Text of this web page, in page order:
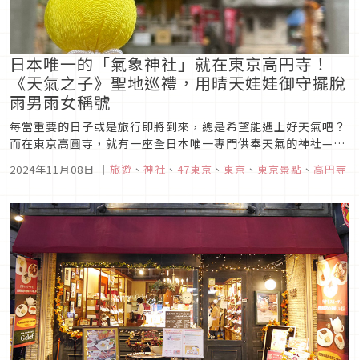
日本唯一的「氣象神社」就在東京高円寺！
《天氣之子》聖地巡禮，用晴天娃娃御守擺脫
雨男雨女稱號
每當重要的日子或是旅行即將到來，總是希望能遇上好天氣吧？
而在東京高圓寺，就有一座全日本唯一專門供奉天氣的神社—氣
前來祈求晴天或各種天氣保佑。這座神社更因為成為新海誠動畫
題性。這次就為大家...
2024年11月08日 ｜ 旅遊 、 神社 、 47東京 、 東京 、 東京景點 、 高円寺